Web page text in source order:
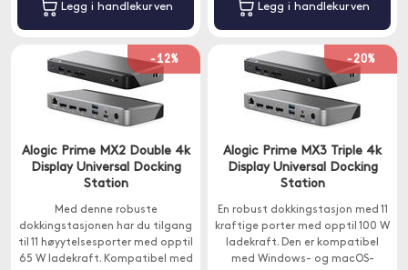
Legg i handlekurven Legg i handlekurven
-12%
Alogic Prime MX2 Double 4k
Display Universal Docking
Station
Med denne robuste
dokkingstasjonen har du tilgang
til 11 høyytelsesporter med opptil
65 W ladekraft. Kompatibel med
-20%
Alogic Prime MX3 Triple 4k
Display Universal Docking
Station
En robust dokkingstasjon med 11
kraftige porter med opptil 100 W
ladekraft. Den er kompatibel
med Windows- og macOS-